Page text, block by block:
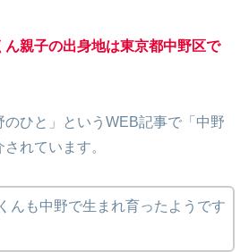
親子の出身地は東京都中野区で
ひと」というWEB記事で「中野
れています。
んも中野で生まれ育ったようです